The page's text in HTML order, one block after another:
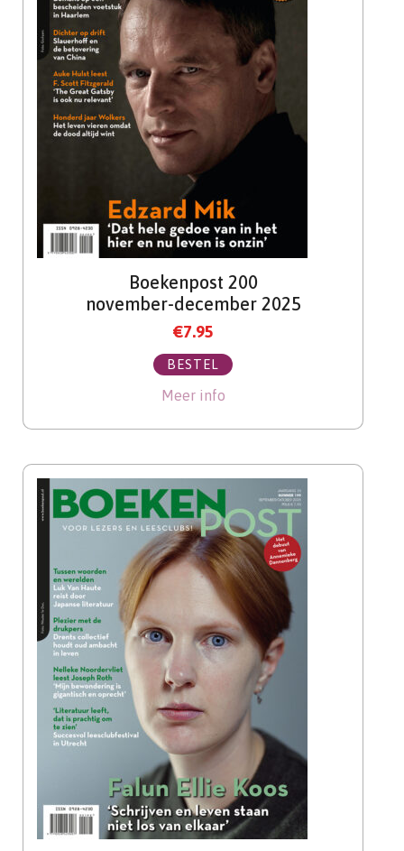
Boekenpost 200
november-december 2025
€7.95
BESTEL
Meer info